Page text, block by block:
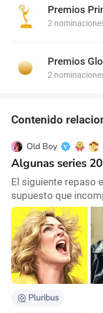
Premios
2
Premios
2
Contenido
Old Boy
Algunas series
El siguiente repaso
supuesto que
y quise ver; quedó
algo similar, de lo
de la lista la
me dedicaré en
series y miniseries.
Gilligan – temp. 1
Pluribus